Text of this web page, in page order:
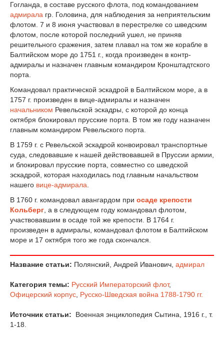
Гогланда, в составе русского флота, под командованием
адмирала гр. Головина, для наблюдения за неприятельским
флотом. 7 и 8 июня участвовал в перестрелке со шведским
флотом, после которой последний ушел, не приняв
решительного сражения, затем плавал на том же корабле в
Балтийском море до 1751 г., когда произведен в контр-
адмиралы и назначен главным командиром Кронштадтского
порта.
Командовал практической эскадрой в Балтийском море, а в
1757 г. произведен в вице-адмиралы и назначен
начальником Ревельской эскадры, с которой до конца
октября блокировал прусские порта. В том же году назначен
главным командиром Ревельского порта.
В 1759 г. с Ревельской эскадрой конвоировал транспортные
суда, следовавшие к нашей действовавшей в Пруссии армии,
и блокировал прусские порта, совместно со шведской
эскадрой, которая находилась под главным начальством
нашего вице-адмирала
В 1760 г. командовал авангардом при осаде крепости
Кольберг , а в следующем году командовал флотом,
участвовавшим в осаде той же крепости. В 1764 г.
произведен в адмиралы, командовал флотом в Балтийском
море и 17 октября того же года скончался.
Название статьи: Полянский, Андрей Иванович, адмирал
Категория темы: Русский Императорский флот,
Офицерский корпус Русско-Шведская война 1788-1790 гг.
Источник статьи:
Военная энциклопедия Сытина, 1916 г., т.
1-18.